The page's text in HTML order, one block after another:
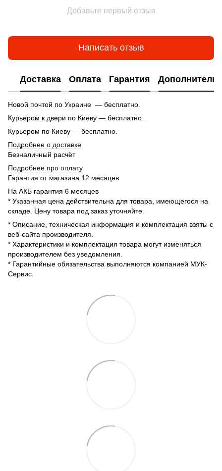
Добавьте первый отзыв
Написать отзыв
Доставка Оплата Гарантия
Новой почтой по Украине — бесплатно.
Курьером к двери по Киеву — бесплатно.
Курьером по Киеву — бесплатно.
Подробнее о доставке
Безналичный расчёт
Подробнее про оплату
Гарантия от магазина 12 месяцев
На АКБ гарантия 6 месяцев
* Указанная цена действительна для товара, имеющегося на
складе. Цену товара под заказ уточняйте.
* Описание, техническая информация и комплектация взяты с
веб-сайта производителя.
* Характеристики и комплектация товара могут изменяться
производителем без уведомления.
* Гарантийные обязательства выполняются компанией МУК-
Сервис.